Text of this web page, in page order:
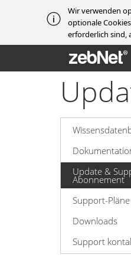
Wir verwenden
optionale
erforderlich sind,
zebNet®
Update &
Abonnement
Support-Pläne
Downloads
Support